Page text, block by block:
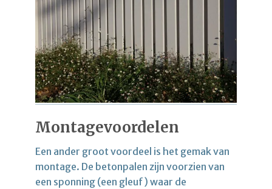
Montagevoordelen
Een ander groot voordeel is het gemak van
montage. De betonpalen zijn voorzien van
een sponning (een gleuf) waar de